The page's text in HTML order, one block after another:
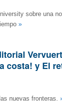
sobre una
»
costa! y El
nuevas fronteras.